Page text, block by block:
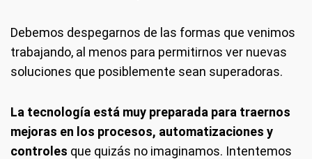
Debemos despegarnos de las formas que venimos
trabajando, al menos para permitirnos ver nuevas
soluciones que posiblemente sean superadoras.
La tecnología está muy preparada para traernos
mejoras en los procesos, automatizaciones y
controles que quizás no imaginamos. Intentemos